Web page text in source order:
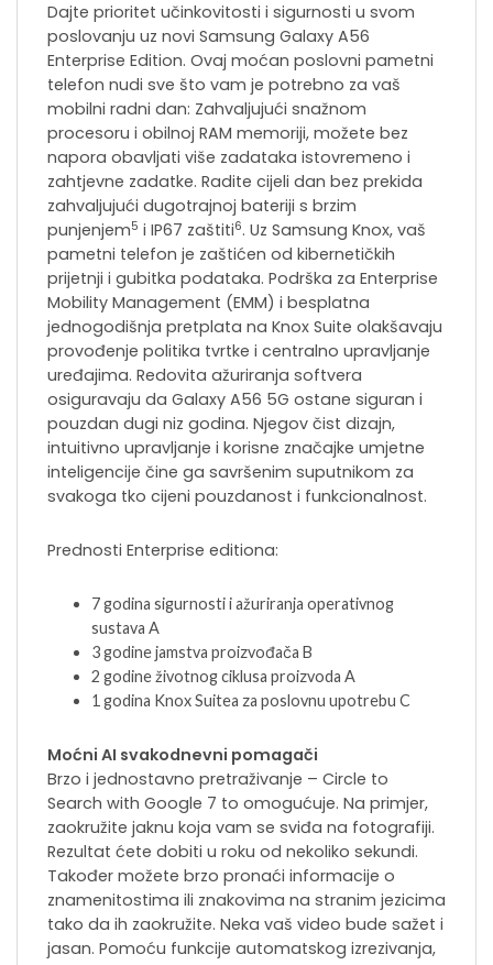
Dajte prioritet učinkovitosti i sigurnosti u svom
poslovanju uz novi Samsung Galaxy A56
Enterprise Edition. Ovaj moćan poslovni pametni
telefon nudi sve što vam je potrebno za vaš
mobilni radni dan: Zahvaljujući snažnom
procesoru i obilnoj RAM memoriji, možete bez
napora obavljati više zadataka istovremeno i
zahtjevne zadatke. Radite cijeli dan bez prekida
zahvaljujući dugotrajnoj bateriji s brzim
punjenjem5 i IP67 zaštiti6. Uz Samsung Knox, vaš
pametni telefon je zaštićen od kibernetičkih
prijetnji i gubitka podataka. Podrška za Enterprise
Mobility Management (EMM) i besplatna
jednogodišnja pretplata na Knox Suite olakšavaju
provođenje politika tvrtke i centralno upravljanje
uređajima. Redovita ažuriranja softvera
osiguravaju da Galaxy A56 5G ostane siguran i
pouzdan dugi niz godina. Njegov čist dizajn,
intuitivno upravljanje i korisne značajke umjetne
inteligencije čine ga savršenim suputnikom za
svakoga tko cijeni pouzdanost i funkcionalnost.
Prednosti Enterprise editiona:
7 godina sigurnosti i ažuriranja operativnog
sustava A
3 godine jamstva proizvođača B
2 godine životnog ciklusa proizvoda A
1 godina Knox Suitea za poslovnu upotrebu C
Moćni AI svakodnevni pomagači
Brzo i jednostavno pretraživanje – Circle to
Search with Google 7 to omogućuje. Na primjer,
zaokružite jaknu koja vam se sviđa na fotografiji.
Rezultat ćete dobiti u roku od nekoliko sekundi.
Također možete brzo pronaći informacije o
znamenitostima ili znakovima na stranim jezicima
tako da ih zaokružite. Neka vaš video bude sažet i
jasan. Pomoću funkcije automatskog izrezivanja,